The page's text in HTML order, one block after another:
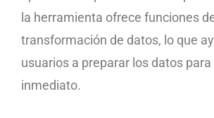
la herramienta ofrece funciones
transformación de datos, lo que
usuarios a preparar los datos para
inmediato.